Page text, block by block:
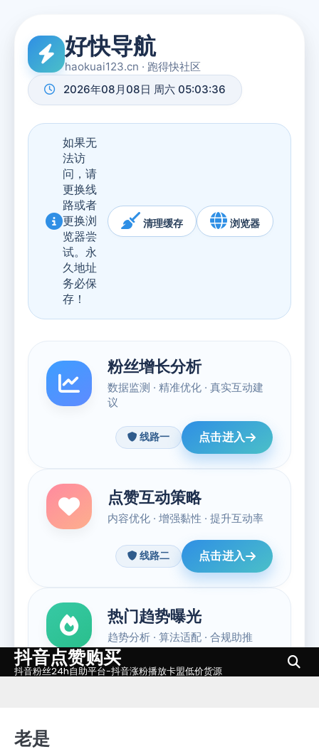
Skip抖音点赞购买
抖音粉丝24h自助平台-抖音涨粉播放卡盟低价货源
老是